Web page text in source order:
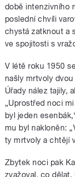
době intenzivního
poslední chvíli
chystá zatknout a
ve spojitosti s
V létě roku 1950
našly mrtvoly
Úřady nález tajily,
„Uprostřed noci
byl jeden
mu byl nakloněn:
ty mrtvoly a chtějí
Zbytek noci pak
zvažoval, co